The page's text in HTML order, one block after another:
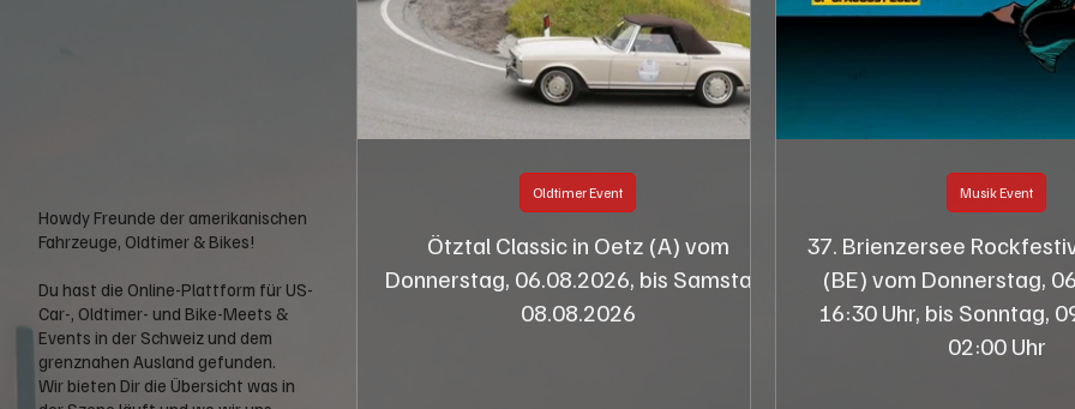
Howdy Freunde der amerikanischen
Fahrzeuge, Oldtimer & Bikes!
Du hast die Online-Plattform für US-
Car-, Oldtimer- und Bike-Meets &
Events in der Schweiz und dem
grenznahen Ausland gefunden.
Wir bieten Dir die Übersicht was in
Ötztal Classic in Oetz (A) vom
Donnerstag, 06.08.2026, bis Samstag,
08.08.2026
Oldtimer Event
37. Brienzersee
(BE) vom Donnerstag,
16:30 Uhr, bis Sonntag,
02:00 Uhr
Musik Event